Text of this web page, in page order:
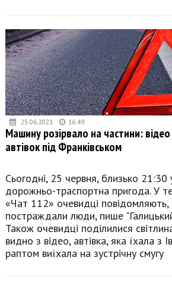
25.06.2021 16:49
Машину розірвало на частини:
автівок під Франківськом
Сьогодні, 25 червня, близько 21:30
дорожньо-траспортна пригода. У
«Чат 112» очевидці повідомляють,
постраждали люди, пише
Також очевидці поділилися
видно з відео, автівка, яка їхала з
раптом виїхала на зустрічну смугу